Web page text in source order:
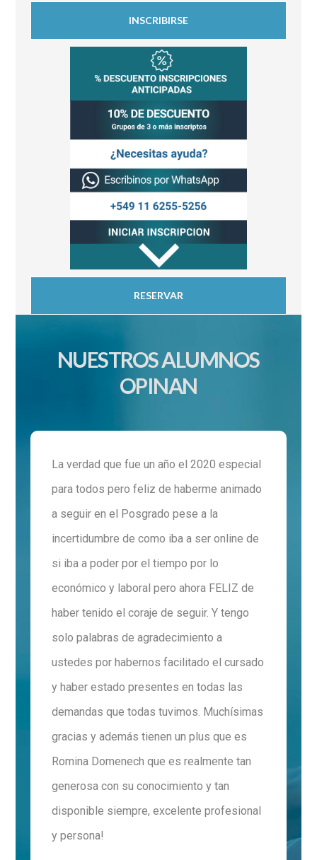
INSCRIBIRSE
RESERVAR
NUESTROS ALUMNOS
OPINAN
La verdad que fue un año el 2020 especial
para todos pero feliz de haberme animado
a seguir en el Posgrado pese a la
incertidumbre de como iba a ser online de
si iba a poder por el tiempo por lo
económico y laboral pero ahora FELIZ de
haber tenido el coraje de seguir. Y tengo
solo palabras de agradecimiento a
ustedes por habernos facilitado el cursado
y haber estado presentes en todas las
demandas que todas tuvimos. Muchísimas
gracias y además tienen un plus que es
Romina Domenech que es realmente tan
generosa con su conocimiento y tan
disponible siempre, excelente profesional
y persona!